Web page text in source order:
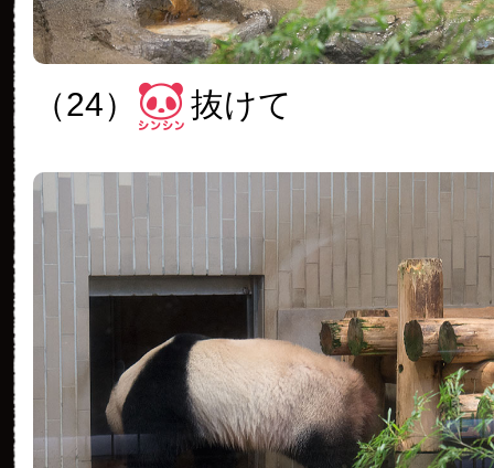
（24） 抜けて